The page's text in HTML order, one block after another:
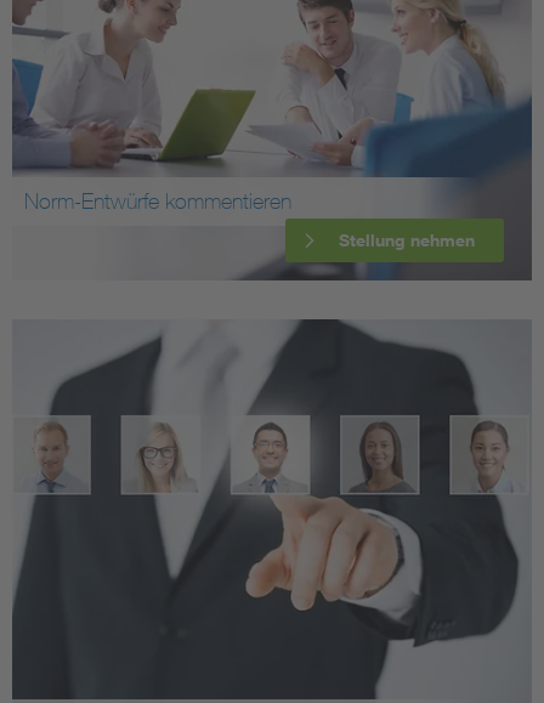
Norm-Entwürfe kommentieren
Stellung nehmen